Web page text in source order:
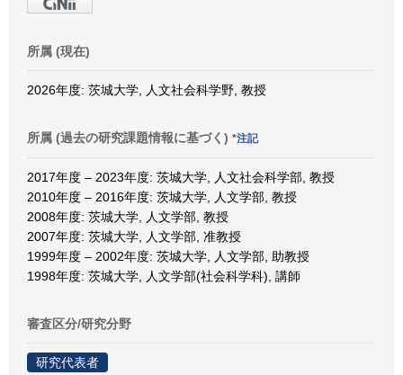
所属 (現在)
2026年度: 茨城大学, 人文社会科学野, 教授
所属 (過去の研究課題情報に基づく) *注記
2017年度 – 2023年度: 茨城大学, 人文社会科学部, 教授
2010年度 – 2016年度: 茨城大学, 人文学部, 教授
2008年度: 茨城大学, 人文学部, 教授
2007年度: 茨城大学, 人文学部, 准教授
1999年度 – 2002年度: 茨城大学, 人文学部, 助教授
1998年度: 茨城大学, 人文学部(社会科学科), 講師
審査区分/研究分野
研究代表者